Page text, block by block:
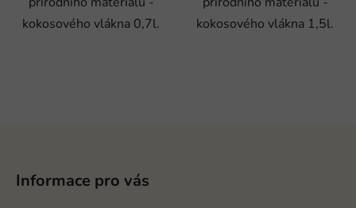
kokosového vlákna 0,7l.
kokosového vlákna 1,5l.
Informace pro vás